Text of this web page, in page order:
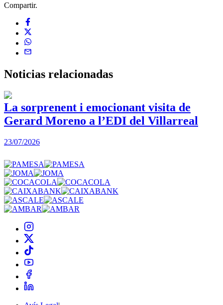
Compartir.
Noticias relacionadas
La sorprenent i emocionant visita de
Gerard Moreno a l’EDI del Villarreal
23/07/2026